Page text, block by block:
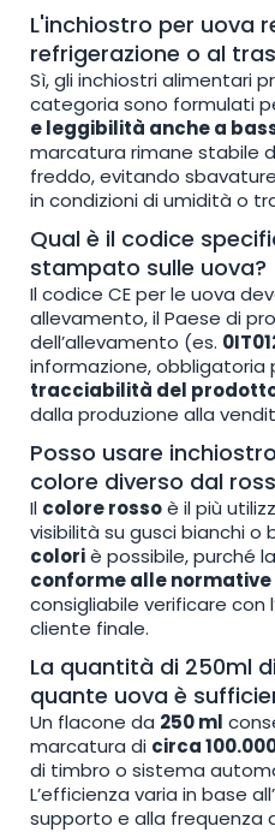
L'inchiostro per uova
refrigerazione o al
Sì, gli inchiostri alimentari
categoria sono formulati
e leggibilità anche a
marcatura rimane stabile
freddo, evitando
in condizioni di umidità o
Qual è il codice
stampato sulle uova?
Il codice CE per le uova
allevamento, il Paese di
dell’allevamento (es.
informazione,
tracciabilità del
dalla produzione alla
Posso usare
colore diverso dal
Il colore rossoè il più
visibilità su gusci bianchi o
coloriè possibile, purché
conforme alle
consigliabile verificare
cliente finale.
La quantità di 250ml
quante uova è
Un flacone da 250 ml
marcatura di circa
di timbro o sistema
L’efficienza varia in base
supporto e alla frequenza